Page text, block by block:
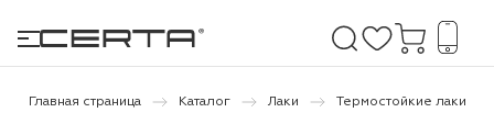
Главная страница Каталог Лаки Термостойкие лаки